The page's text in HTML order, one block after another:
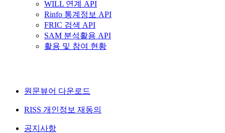
WILL 연계 API
Rinfo 통계정보 API
FRIC 검색 API
SAM 분석활용 API
활용 및 참여 현황
원문뷰어 다운로드
RISS 개인정보 재동의
공지사항